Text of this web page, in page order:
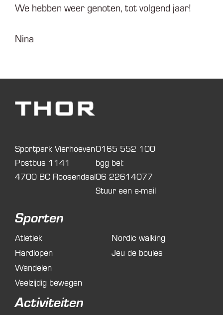
We hebben weer genoten, tot volgend jaar!
Nina
Sportpark Vierhoeven
Postbus 1141
4700 BC Roosendaal
0165 552 100
bgg bel:
06 22614077
Stuur een e-mail
Sporten
Atletiek
Hardlopen
Wandelen
Veelzijdig bewegen
Nordic walking
Jeu de boules
Activiteiten